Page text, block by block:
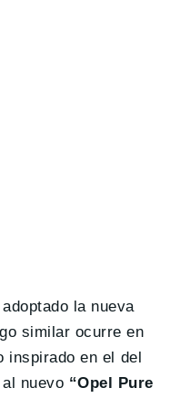
la nueva
similar ocurre en
inspirado en el del
nuevo “Opel Pure